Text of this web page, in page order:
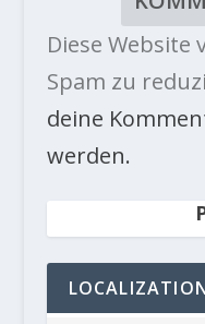
Diese Website
Spam zu
deine
werden.